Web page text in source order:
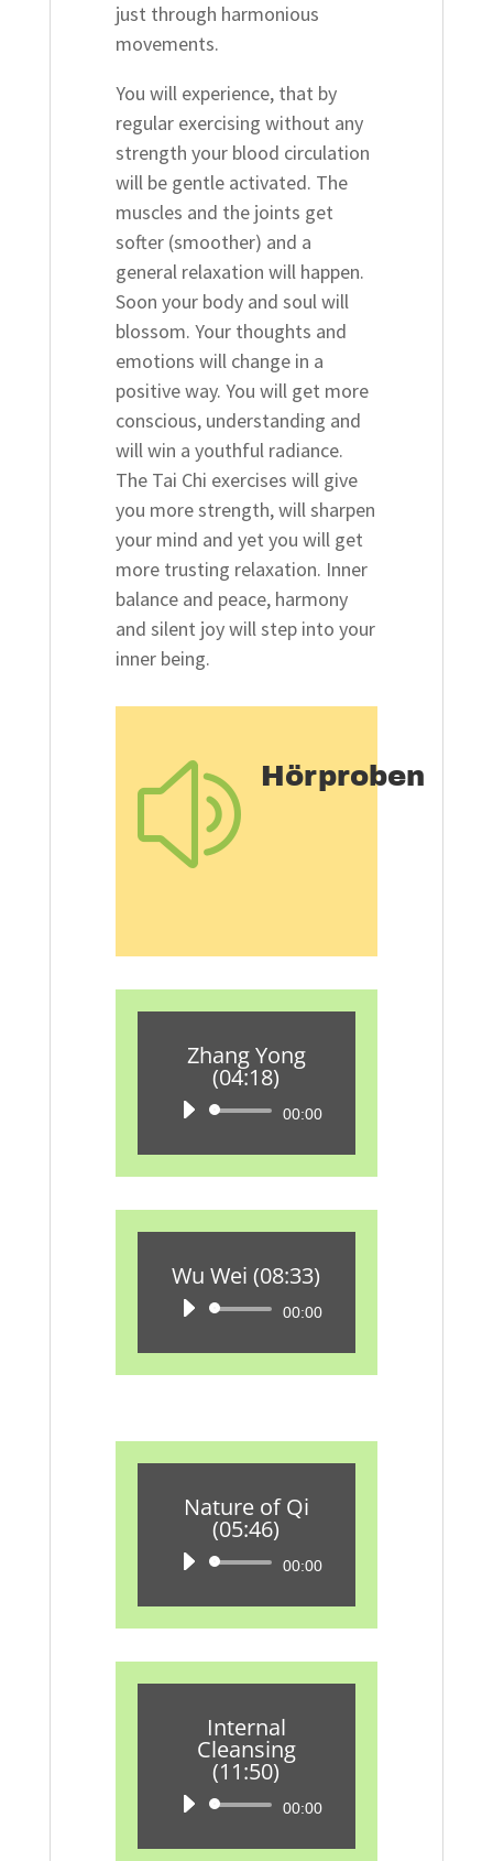
just through harmonious
movements.
You will experience, that by
regular exercising without any
strength your blood circulation
will be gentle activated. The
muscles and the joints get
softer (smoother) and a
general relaxation will happen.
Soon your body and soul will
blossom. Your thoughts and
emotions will change in a
positive way. You will get more
conscious, understanding and
will win a youthful radiance.
The Tai Chi exercises will give
you more strength, will sharpen
your mind and yet you will get
more trusting relaxation. Inner
balance and peace, harmony
and silent joy will step into your
inner being.
z Hörproben
Zhang Yong
(04:18)
Audio-00:00
Wu Wei (08:33)
Audio-00:00
Nature of Qi
(05:46)
Audio-00:00
Internal
Cleansing
(11:50)
Audio-00:00